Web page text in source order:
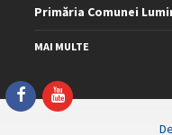
Primăria Comunei
MAI MULTE
FacebookYouTube